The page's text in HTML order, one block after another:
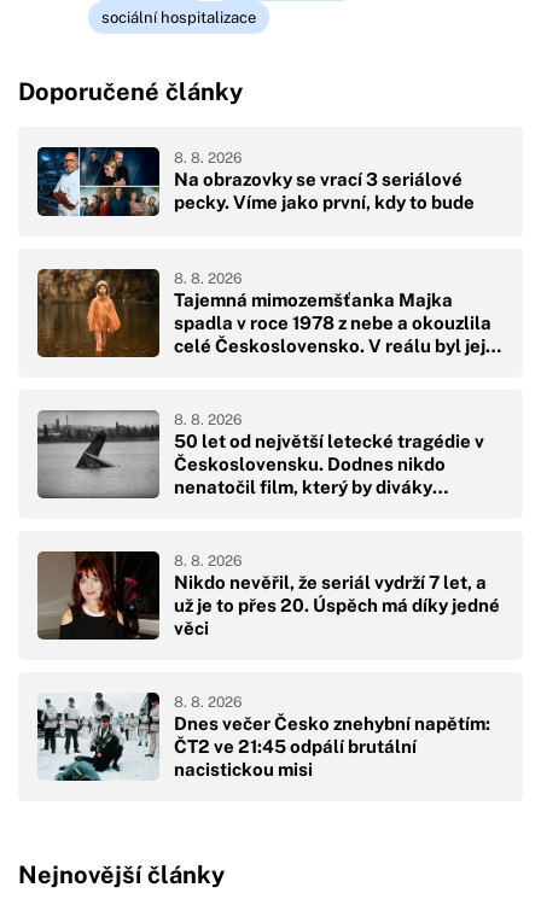
sociální hospitalizace
Doporučené články
Na obrazovky se vrací 3 seriálové
pecky. Víme jako první, kdy to bude
8. 8. 2026
Tajemná mimozemšťanka Majka
spadla v roce 1978 z nebe a okouzlila
celé Československo. V reálu byl její
8. 8. 2026
50 let od největší letecké tragédie v
Československu. Dodnes nikdo
nenatočil film, který by diváky
8. 8. 2026
Nikdo nevěřil, že seriál vydrží 7 let, a
už je to přes 20. Úspěch má díky jedné
věci
8. 8. 2026
Dnes večer Česko znehybní napětím:
ČT2 ve 21:45 odpálí brutální
nacistickou misi
8. 8. 2026
Nejnovější články